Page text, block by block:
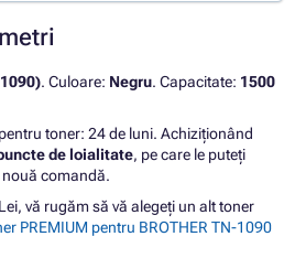
. Culoare: Negru. Capacitate: 1500
toner: 24 de luni. Achiziționând
de loialitate, pe care le puteți
comandă.
vă rugăm să vă alegeți un alt toner
PREMIUM pentru BROTHER TN-1090